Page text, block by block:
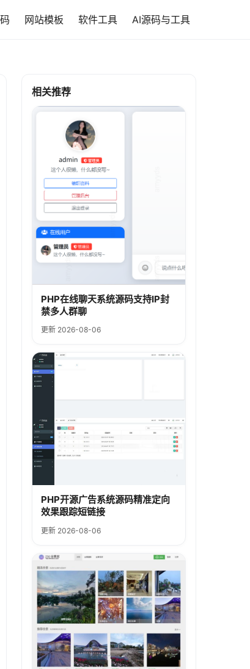
网站模板 软件工具 AI源码与工具
相关推荐
PHP在线聊天系统源码支持IP封
禁多人群聊
更新 2026-08-06
PHP开源广告系统源码精准定向
效果跟踪短链接
更新 2026-08-06